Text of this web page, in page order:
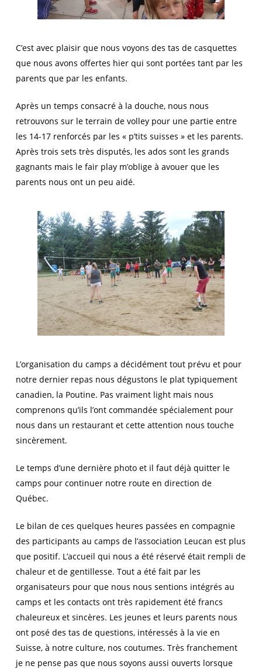
C’est avec plaisir que nous voyons des tas de casquettes
que nous avons offertes hier qui sont portées tant par les
parents que par les enfants.
Après un temps consacré à la douche, nous nous
retrouvons sur le terrain de volley pour une partie entre
les 14-17 renforcés par les « p’tits suisses » et les parents.
Après trois sets très disputés, les ados sont les grands
gagnants mais le fair play m’oblige à avouer que les
parents nous ont un peu aidé.
L’organisation du camps a décidément tout prévu et pour
notre dernier repas nous dégustons le plat typiquement
canadien, la Poutine. Pas vraiment light mais nous
comprenons qu’ils l’ont commandée spécialement pour
nous dans un restaurant et cette attention nous touche
sincèrement.
Le temps d’une dernière photo et il faut déjà quitter le
camps pour continuer notre route en direction de
Québec.
Le bilan de ces quelques heures passées en compagnie
des participants au camps de l’association Leucan est plus
que positif. L’accueil qui nous a été réservé était rempli de
chaleur et de gentillesse. Tout a été fait par les
organisateurs pour que nous nous sentions intégrés au
camps et les contacts ont très rapidement été francs
chaleureux et sincères. Les jeunes et leurs parents nous
ont posé des tas de questions, intéressés à la vie en
Suisse, à notre culture, nos coutumes. Très franchement
je ne pense pas que nous soyons aussi ouverts lorsque